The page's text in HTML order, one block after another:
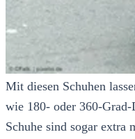
Mit diesen Schuhen
wie 180- oder 360-
Schuhe sind sogar extra